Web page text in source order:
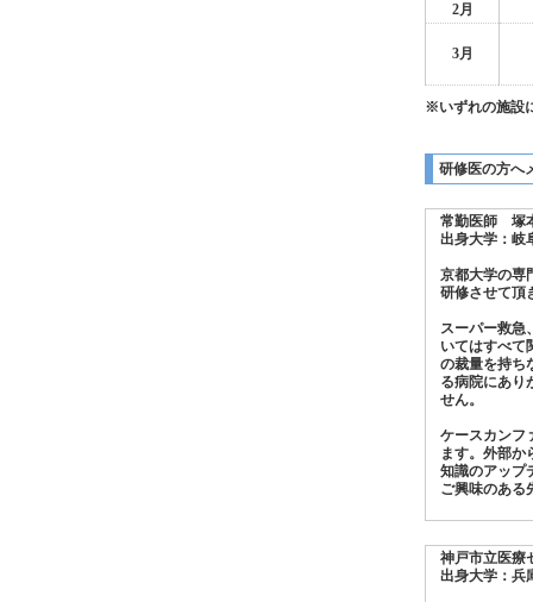
2月
3月
※いずれの施設
研修医の方へ
常勤医師 塚
出身大学：岐
京都大学の専
研修させて頂
スーパー救急
いてはすべて
の裁量を持ち
る病院にあり
せん。
ケースカンフ
ます。外部か
知識のアップ
ご興味のある
神戸市立医
出身大学：兵